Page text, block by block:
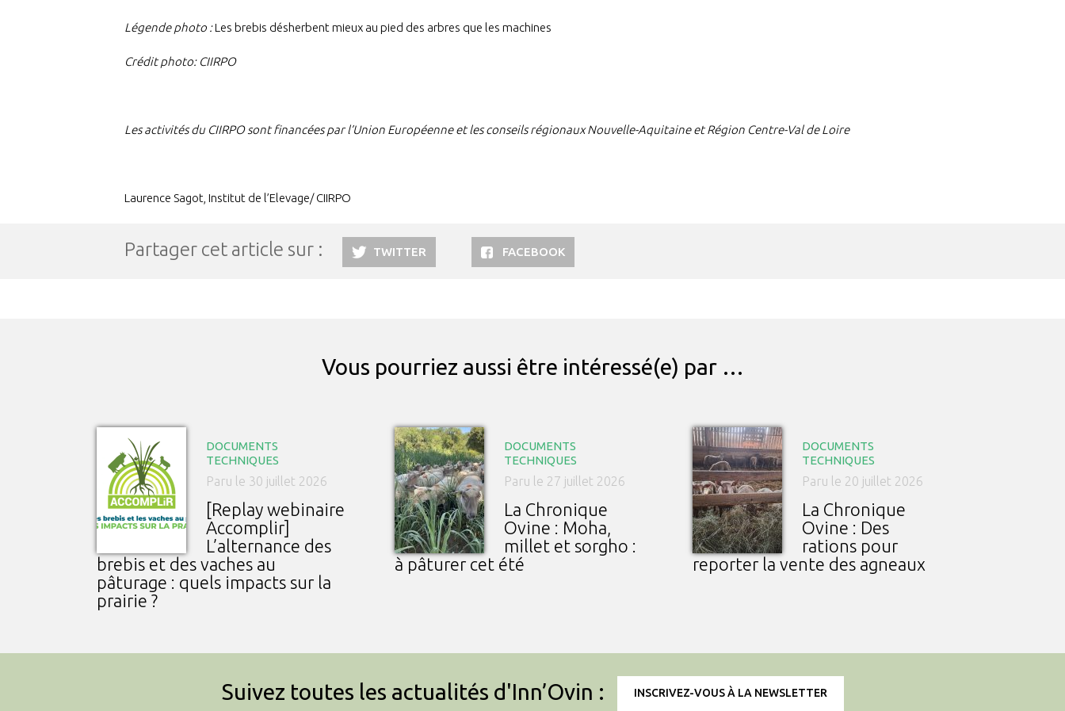
Légende photo :Les brebis désherbent mieux au pied des arbres que les machines
Crédit photo: CIIRPO
Les activités du CIIRPO sont financées par l’Union Européenne et les conseils régionaux Nouvelle-Aquitaine et Région Centre-Val de Loire
Laurence Sagot, Institut de l’Elevage/ CIIRPO
Partager cet article sur : TWITTER FACEBOOK
Vous pourriez aussi être intéressé(e) par …
DOCUMENTS
TECHNIQUES
Paru le 30 juillet 2026
[Replay webinaire
Accomplir]
L’alternance des
brebis et des vaches au
pâturage : quels impacts sur la
prairie ?
DOCUMENTS
TECHNIQUES
Paru le 27 juillet 2026
La Chronique
Ovine : Moha,
millet et sorgho :
à pâturer cet été
DOCUMENTS
TECHNIQUES
Paru le 20 juillet 2026
La Chronique
Ovine : Des
rations pour
reporter la vente des agneaux
Suivez toutes les actualités d'Inn’Ovin : INSCRIVEZ-VOUS À LA NEWSLETTER